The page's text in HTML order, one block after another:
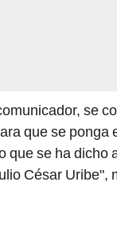
se
que se
que se ha
César Uribe",